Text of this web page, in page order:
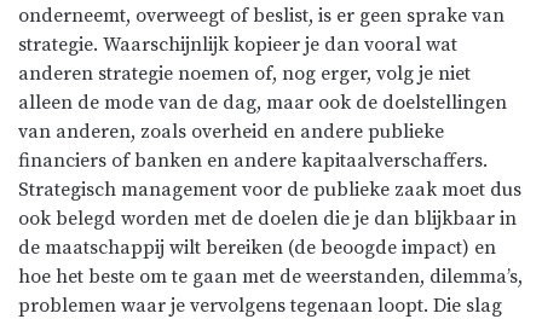
onderneemt, overweegt of beslist, is er geen sprake van
strategie. Waarschijnlijk kopieer je dan vooral wat
anderen strategie noemen of, nog erger, volg je niet
alleen de mode van de dag, maar ook de doelstellingen
van anderen, zoals overheid en andere publieke
financiers of banken en andere kapitaalverschaffers.
Strategisch management voor de publieke zaak moet dus
ook belegd worden met de doelen die je dan blijkbaar in
de maatschappij wilt bereiken (de beoogde impact) en
hoe het beste om te gaan met de weerstanden, dilemma’s,
problemen waar je vervolgens tegenaan loopt. Die slag